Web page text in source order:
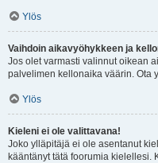
Ylös
Vaihdoin aikavyöhykkeen ja
Jos olet varmasti valinnut oikean
palvelimen kellonaika väärin. Ota
Ylös
Kieleni ei ole valittavana!
Joko ylläpitäjä ei ole asentanut
kääntänyt tätä foorumia kielellesi.